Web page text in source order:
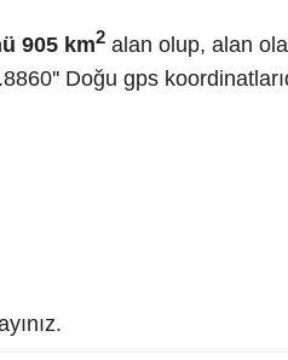
905 km2 alan olup, alan
Doğu gps